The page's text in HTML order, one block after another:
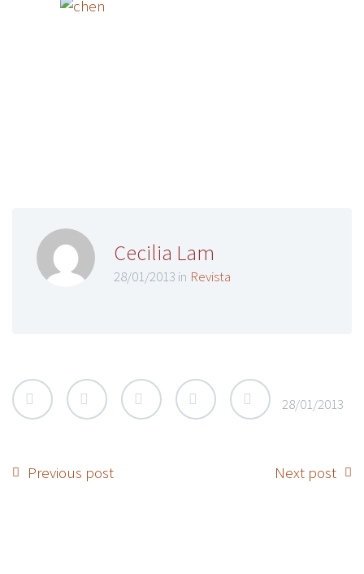
Cecilia Lam
28/01/2013 in Revista
28/01/2013
Previous post Next post